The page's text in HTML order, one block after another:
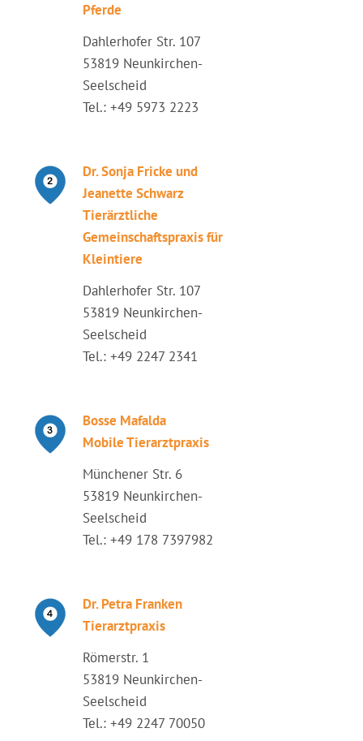
Pferde
Dahlerhofer Str. 107
53819 Neunkirchen-
Seelscheid
Tel.: +49 5973 2223
Dr. Sonja Fricke und
Jeanette Schwarz
Tierärztliche
Gemeinschaftspraxis für
Kleintiere
Dahlerhofer Str. 107
53819 Neunkirchen-
Seelscheid
Tel.: +49 2247 2341
Bosse Mafalda
Mobile Tierarztpraxis
Münchener Str. 6
53819 Neunkirchen-
Seelscheid
Tel.: +49 178 7397982
Dr. Petra Franken
Tierarztpraxis
Römerstr. 1
53819 Neunkirchen-
Seelscheid
Tel.: +49 2247 70050